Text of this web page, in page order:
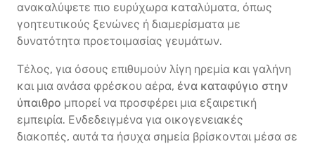
ανακαλύψετε πιο ευρύχωρα καταλύματα, όπως
γοητευτικούς ξενώνες ή διαμερίσματα με
δυνατότητα προετοιμασίας γευμάτων.
Τέλος, για όσους επιθυμούν λίγη ηρεμία και γαλήνη
και μια ανάσα φρέσκου αέρα, ένα καταφύγιο στην
ύπαιθρο μπορεί να προσφέρει μια εξαιρετική
εμπειρία. Ενδεδειγμένα για οικογενειακές
διακοπές, αυτά τα ήσυχα σημεία βρίσκονται μέσα σε